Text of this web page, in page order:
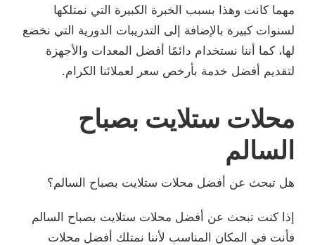
مهما كانت وهذا بسبب الخبرة الكبيرة التي نمتلكها
لسنوات كبيرة بالإضافة إلى التدريبات الدورية التي نخضع
لها، كما أننا نستخدام دائمًا أفضل المعدات والأجهزة
لتقديم أفضل خدمة بأرخص سعر لعملائنا الكرام.
محلات ستلايت بصباح
السالم
هل تبحث عن أفضل محلات ستلايت بصباح السالم؟
إذا كنت تبحث عن أفضل محلات ستلايت بصباح السالم
فأنت في المكان المناسب لأننا نمتلك أفضل محلات